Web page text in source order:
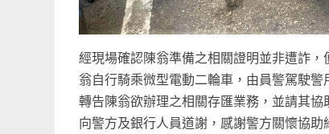
經現場確認陳翁準備之相關證明並非遭詐
翁自行騎乘微型電動二輪車，由員警駕駛
轉告陳翁欲辦理之相關存匯業務，並請其
向警方及銀行人員道謝，感謝警方關懷協助